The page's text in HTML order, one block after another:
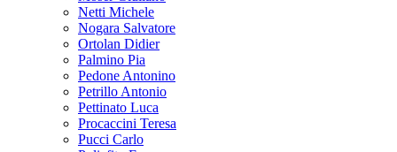
Netti Michele
Nogara Salvatore
Ortolan Didier
Palmino Pia
Pedone Antonino
Petrillo Antonio
Pettinato Luca
Procaccini Teresa
Pucci Carlo